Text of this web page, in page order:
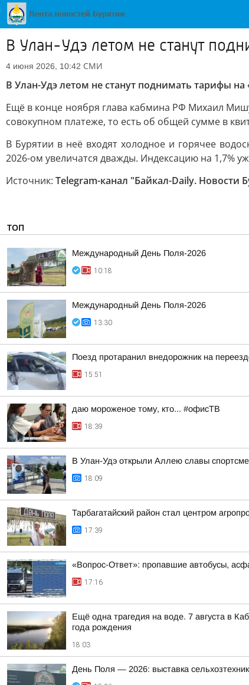
В Улан-Удэ летом не станут
4 июня 2026, 10:42 СМИ
В Улан-Удэ летом не станут поднимать тарифы
Ещё в конце ноября глава кабмина РФ Михаил
совокупном платеже, то есть об общей сумме в
В Бурятии в неё входят холодное и горячее
2026-ом увеличатся дважды. Индексацию на 1,7%
Источник: Telegram-канал "Байкал-Daily. Новости
ТОП
Международный День Поля-2026
10:18
Международный День Поля-2026
13:30
Поезд протаранил внедорожник на
15:51
даю мороженое тому, кто... #офисТВ
18:39
В Улан-Удэ открыли Аллею славы
18:09
Тарбагатайский район стал центром
17:39
«Вопрос-Ответ»: пропавшие автобусы,
17:16
Ещё одна трагедия на воде. 7 августа в
года рождения
18:03
День Поля — 2026: выставка